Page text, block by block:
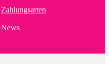
Zahlungsarten
News